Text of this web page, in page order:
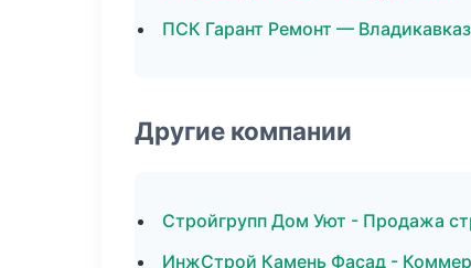
ПСК Гарант Ремонт — Владикавказ
Другие компании
Стройгрупп Дом Уют - Продажа
ИнжСтрой Камень Фасад -